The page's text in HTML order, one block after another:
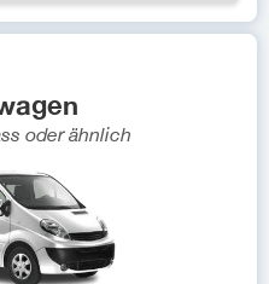
oder ähnlich